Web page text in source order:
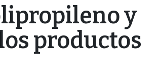
y
productos